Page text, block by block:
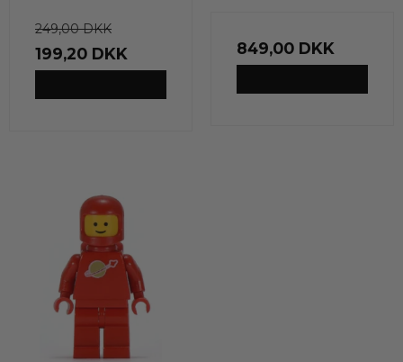
249,00 DKK
199,20 DKK 849,00 DKK